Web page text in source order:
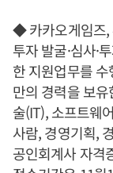
◆ 카카오게임즈,
투자 발굴·심사·
한 지원업무를
만의 경력을 보
술(IT), 소프트웨
사람, 경영기획,
공인회계사 자격